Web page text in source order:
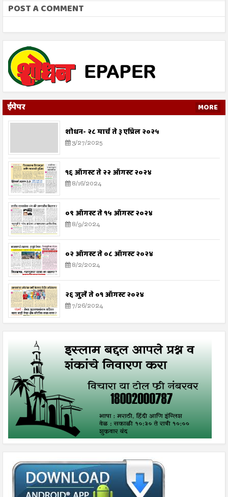
POST A COMMENT
ईपेपर MORE
शोधन- २८ मार्च ते ३ एप्रिल २०२५
3/27/2025
१६ ऑगस्ट ते २२ ऑगस्ट २०२४
8/16/2024
०९ ऑगस्ट ते १५ ऑगस्ट २०२४
8/9/2024
०२ ऑगस्ट ते ०८ ऑगस्ट २०२४
8/2/2024
२६ जुलै ते ०१ ऑगस्ट २०२४
7/26/2024